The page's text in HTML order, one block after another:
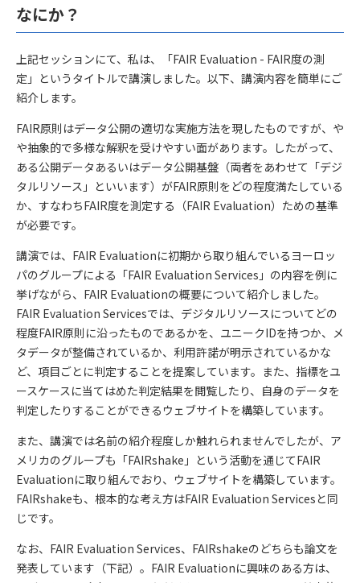
なにか？
上記セッションにて、私は、「FAIR Evaluation - FAIR度の測
定」というタイトルで講演しました。以下、講演内容を簡単にご
紹介します。
FAIR原則はデータ公開の適切な実施方法を現したものですが、や
や抽象的で多様な解釈を受けやすい面があります。したがって、
ある公開データあるいはデータ公開基盤（両者をあわせて「デジ
タルリソース」といいます）がFAIR原則をどの程度満たしている
か、すなわちFAIR度を測定する（FAIR Evaluation）ための基準
が必要です。
講演では、FAIR Evaluationに初期から取り組んでいるヨーロッ
パのグループによる「FAIR Evaluation Services」の内容を例に
挙げながら、FAIR Evaluationの概要について紹介しました。
FAIR Evaluation Servicesでは、デジタルリソースについてどの
程度FAIR原則に沿ったものであるかを、ユニークIDを持つか、メ
タデータが整備されているか、利用許諾が明示されているかな
ど、項目ごとに判定することを提案しています。また、指標をユ
ースケースに当てはめた判定結果を閲覧したり、自身のデータを
判定したりすることができるウェブサイトを構築しています。
また、講演では名前の紹介程度しか触れられませんでしたが、ア
メリカのグループも「FAIRshake」という活動を通じてFAIR
Evaluationに取り組んでおり、ウェブサイトを構築しています。
FAIRshakeも、根本的な考え方はFAIR Evaluation Servicesと同
じです。
なお、FAIR Evaluation Services、FAIRshakeのどちらも論文を
発表しています（下記）。FAIR Evaluationに興味のある方は、